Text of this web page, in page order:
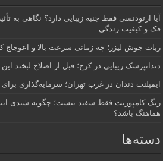
آیا ارتودنسی فقط جنبه زیبایی دارد؟ نگاهی به
فک و کیفیت زندگی
ربات جوش لیزر؛ چه زمانی سرعت بالا و اعوجاج
دندانپزشک زیبایی در کرج؛ قبل از اصلاح لبخند این
ایمپلنت دندان در غرب تهران؛ سرمایه‌گذاری برای
رنگ کامپوزیت فقط سفید نیست؛ چگونه شیدی
هماهنگ باشد؟
دسته‌ها